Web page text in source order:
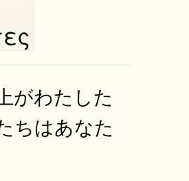
がわたした
ちはあなた